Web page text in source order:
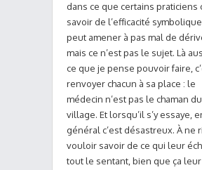
dans ce que certains praticiens
savoir de l’efficacité
peut amener à pas mal de
mais ce n’est pas le sujet. Là
ce que je pense pouvoir faire,
renvoyer chacun à sa place : le
médecin n’est pas le chaman du
village. Et lorsqu’il s’y essaye,
général c’est désastreux. À ne
vouloir savoir de ce qui leur
tout le sentant, bien que ça leur